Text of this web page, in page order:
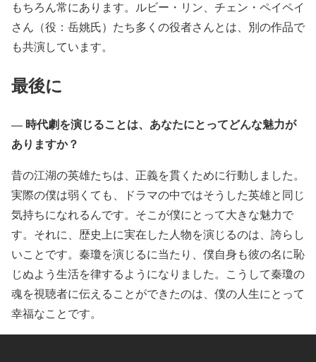
もちろん常にあります。ルビー・リン、チェン・ペイペイ
さん（役：岳姚氏）たち多くの役者さんとは、別の作品で
も共演しています。
最後に
― 時代劇を演じることは、あなたにとってどんな魅力が
ありますか？
昔の江湖の英雄たちは、正義を貫くために行動しました。
実際の僕は弱くても、ドラマの中ではそうした英雄と同じ
気持ちになれるんです。そこが僕にとって大きな魅力で
す。それに、歴史上に実在した人物を演じるのは、誇らし
いことです。秦瓊を演じるに当たり、僕自身も彼の名に恥
じぬよう生活を律するようになりました。こうして秦瓊の
魂を視聴者に伝えることができたのは、僕の人生にとって
幸福なことです。